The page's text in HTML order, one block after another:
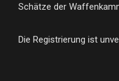
Schätze der
Die Registrierung ist